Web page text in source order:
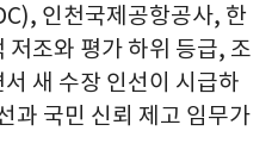
인천국제공항공사, 한
저조와 평가 하위 등급, 조
새 수장 인선이 시급하
과 국민 신뢰 제고 임무가